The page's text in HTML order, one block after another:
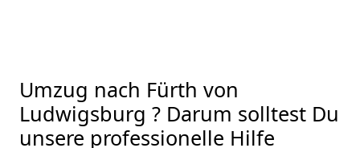
Umzug nach Fürth von
Ludwigsburg ? Darum solltest Du
unsere professionelle Hilfe